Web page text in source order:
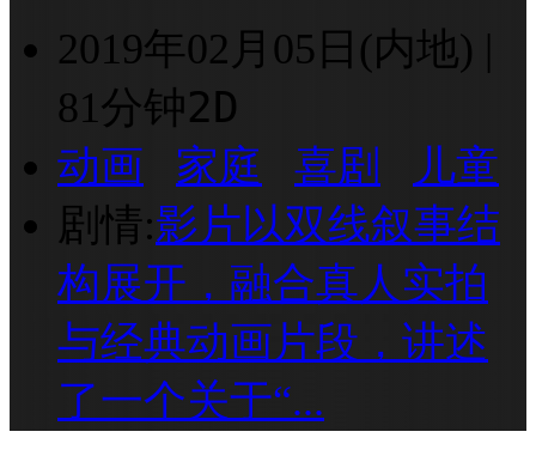
2019年02月05日(内地) |
81分钟2D
动画 家庭 喜剧
儿童
剧情:影片以双线叙事结
构展开，融合真人实拍
与经典动画片段，讲述
了一个关于“...